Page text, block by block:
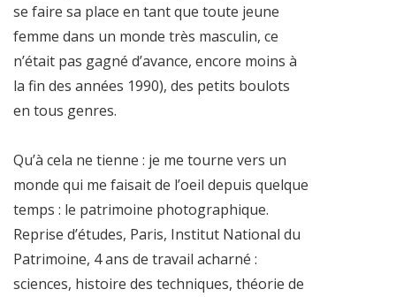
se faire sa place en tant que toute jeune
femme dans un monde très masculin, ce
n’était pas gagné d’avance, encore moins à
la fin des années 1990), des petits boulots
en tous genres.
Qu’à cela ne tienne : je me tourne vers un
monde qui me faisait de l’oeil depuis quelque
temps : le patrimoine photographique.
Reprise d’études, Paris, Institut National du
Patrimoine, 4 ans de travail acharné :
sciences, histoire des techniques, théorie de